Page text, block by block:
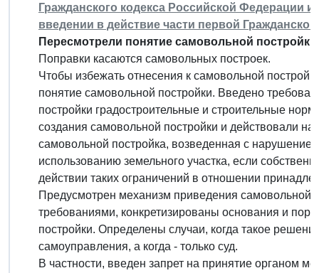
Гражданского кодекса Российской Федерации
введении в действие части первой
Пересмотрели понятие самовольной постройки
Поправки касаются самовольных построек.
Чтобы избежать отнесения к самовольной
понятие самовольной постройки. Введено
постройки градостроительные и строительные
создания самовольной постройки и действовали
самовольной постройка, возведенная с
использованию земельного участка, если
действии таких ограничений в отношении
Предусмотрен механизм приведения самовольной
требованиями, конкретизированы основания и
постройки. Определены случаи, когда такое
самоуправления, а когда - только суд.
В частности, введен запрет на принятие органом